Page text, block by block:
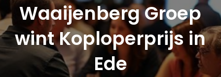
Waaijenberg Groep
wint Koploperprijs in
Ede